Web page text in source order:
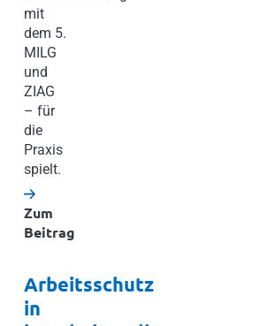
mit
dem 5.
MILG
und
ZIAG
– für
die
Praxis
spielt.
Zum
Beitrag
Arbeitsschutz
in